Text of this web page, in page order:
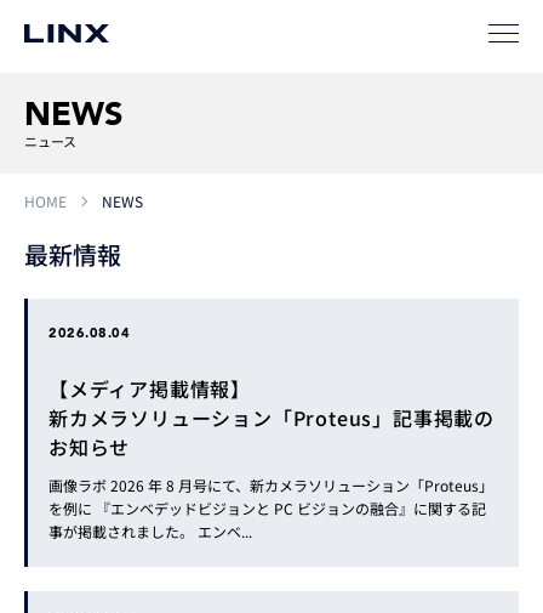
新卒
NEWS
ニュース
HOME NEWS
最新情報
2026.08.04
【メディア掲載情報】
新カメラソリューション「Proteus」記事掲載の
お知らせ
画像ラボ 2026 年 8 月号にて、新カメラソリューション「Proteus」
を例に 『エンベデッドビジョンと PC ビジョンの融合』に関する記
事が掲載されました。 エンベ...